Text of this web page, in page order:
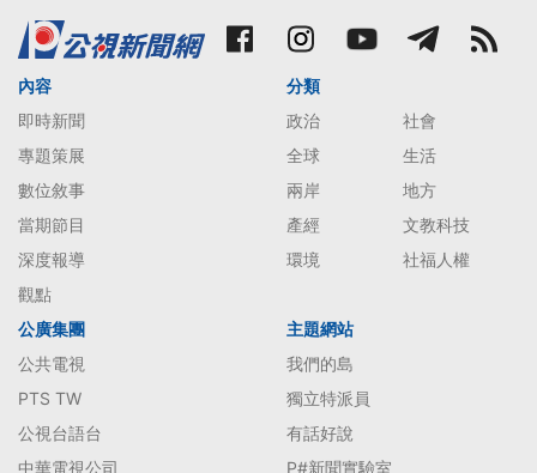
內容
即時新聞
專題策展
數位敘事
當期節目
深度報導
觀點
分類
政治
社會
全球
生活
兩岸
地方
產經
文教科技
環境
社福人權
公廣集團
公共電視
PTS TW
公視台語台
中華電視公司
主題網站
我們的島
獨立特派員
有話好說
P#新聞實驗室